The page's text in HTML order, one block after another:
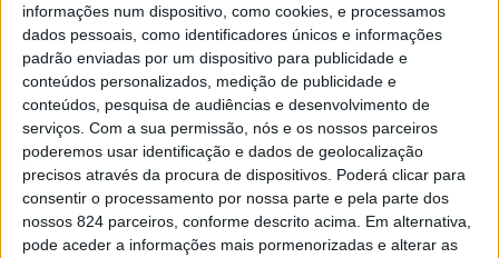
informações num dispositivo, como cookies, e processamos
dados pessoais, como identificadores únicos e informações
padrão enviadas por um dispositivo para publicidade e
conteúdos personalizados, medição de publicidade e
conteúdos, pesquisa de audiências e desenvolvimento de
serviços. Com a sua permissão, nós e os nossos parceiros
poderemos usar identificação e dados de geolocalização
precisos através da procura de dispositivos. Poderá clicar para
consentir o processamento por nossa parte e pela parte dos
nossos 824 parceiros, conforme descrito acima. Em alternativa,
pode aceder a informações mais pormenorizadas e alterar as
Foto Fernando Guerra / Manufactura de Tapeçarias de Portalegre
A Câmara de Portalegre tem em curso um procedimento
de compilação de toda a informação necessária para dar
início ao sonho de inscrição do Ponto da Tapeçaria de
Portalegre no Inventário Nacional do Património Cultural
e Imaterial, passo que, segundo Fermelinda Carvalho, «é